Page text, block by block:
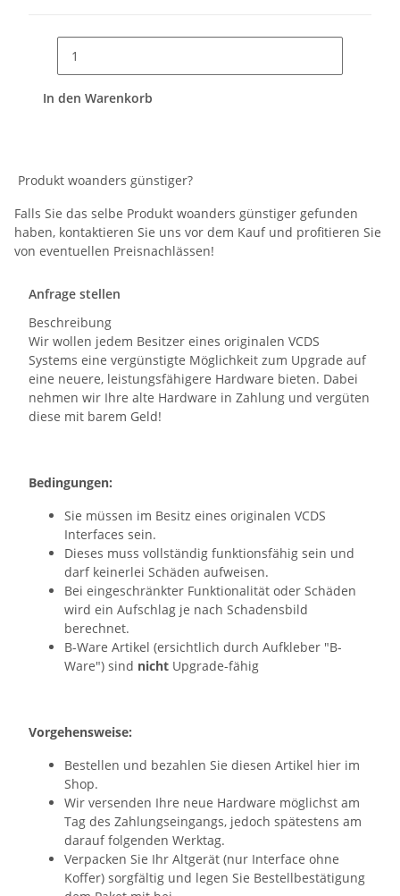
In den Warenkorb
Produkt woanders günstiger?
Falls Sie das selbe Produkt woanders günstiger gefunden
haben, kontaktieren Sie uns vor dem Kauf und profitieren Sie
von eventuellen Preisnachlässen!
Anfrage stellen
Beschreibung
Wir wollen jedem Besitzer eines originalen VCDS
Systems eine vergünstigte Möglichkeit zum Upgrade auf
eine neuere, leistungsfähigere Hardware bieten. Dabei
nehmen wir Ihre alte Hardware in Zahlung und vergüten
diese mit barem Geld!
Bedingungen:
Sie müssen im Besitz eines originalen VCDS
Interfaces sein.
Dieses muss vollständig funktionsfähig sein und
darf keinerlei Schäden aufweisen.
Bei eingeschränkter Funktionalität oder Schäden
wird ein Aufschlag je nach Schadensbild
berechnet.
B-Ware Artikel (ersichtlich durch Aufkleber "B-
Ware") sind nicht Upgrade-fähig
Vorgehensweise:
Bestellen und bezahlen Sie diesen Artikel hier im
Shop.
Wir versenden Ihre neue Hardware möglichst am
Tag des Zahlungseingangs, jedoch spätestens am
darauf folgenden Werktag.
Verpacken Sie Ihr Altgerät (nur Interface ohne
Koffer) sorgfältig und legen Sie Bestellbestätigung